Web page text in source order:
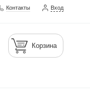
Контакты Вход
Корзина